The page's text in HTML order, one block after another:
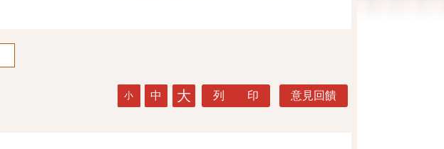
小 中 大 列 印 意見回饋